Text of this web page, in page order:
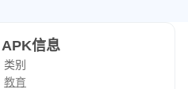
有关朋友的最新消息以及您周
القراءة السريعة بالعربي APK信息
类别
教育